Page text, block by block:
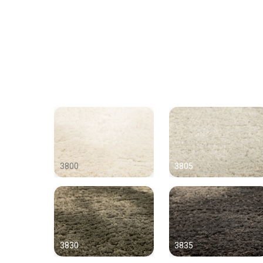
3800 3805
3830 3835